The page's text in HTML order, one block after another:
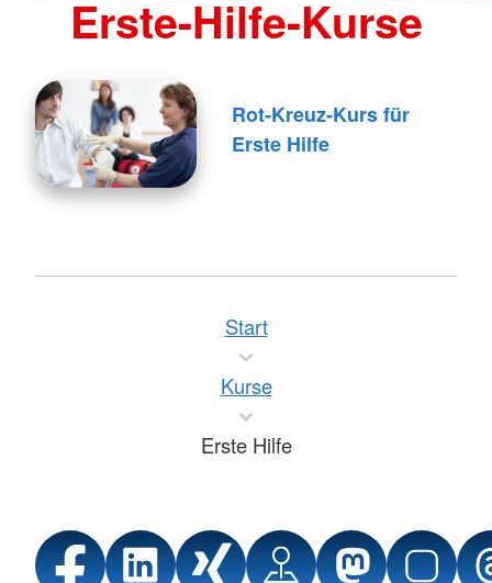
Erste-Hilfe-Kurse
Rot-Kreuz-Kurs für
Erste Hilfe
Start
Kurse
Erste Hilfe